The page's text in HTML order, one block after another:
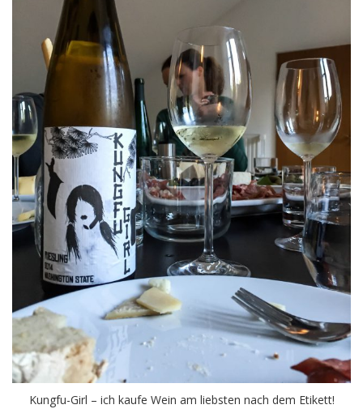
Kungfu-Girl – ich kaufe Wein am liebsten nach dem Etikett!